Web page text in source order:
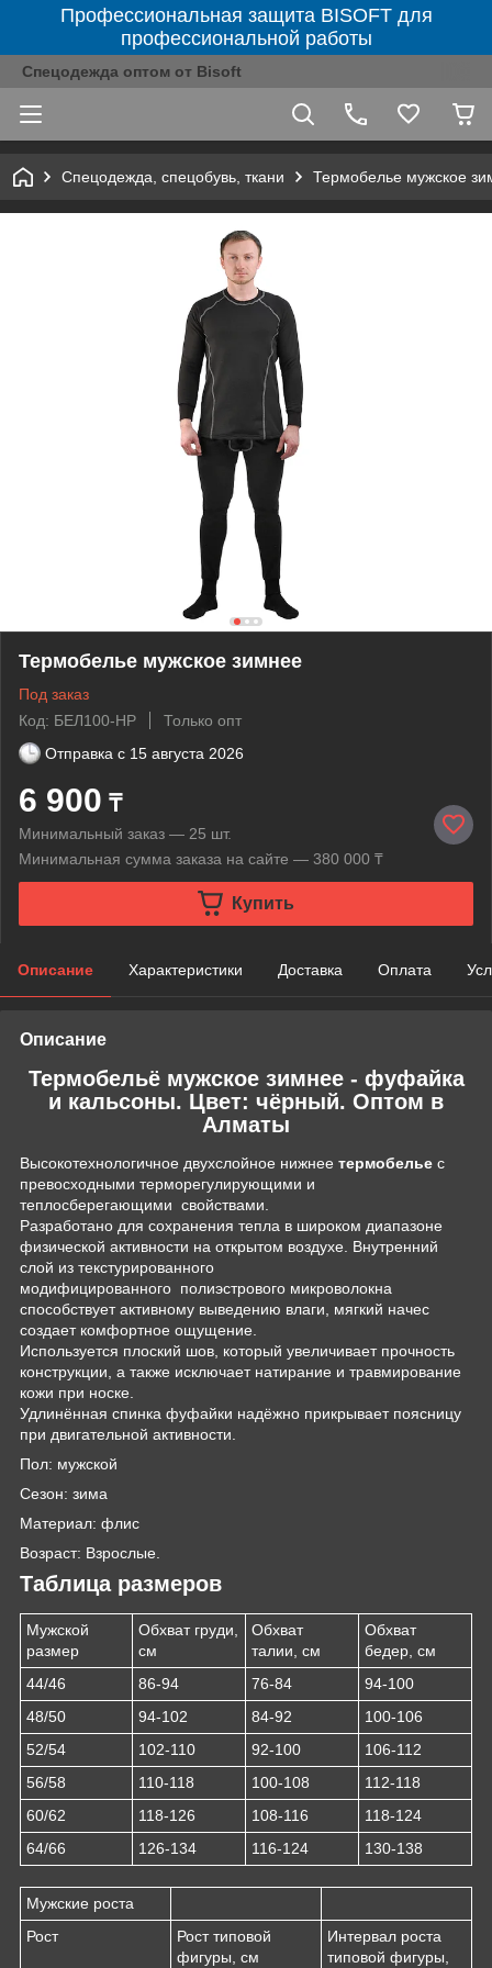
Профессиональная защита BISOFT для
профессиональной работы
Спецодежда оптом от Bisoft
Спецодежда, спецобувь, ткани Термобелье мужское
Термобелье мужское зимнее
Под заказ
Код: БЕЛ100-HP
Только опт
Отправка с 15 августа 2026
6 900 ₸
Минимальный заказ — 25 шт.
Минимальная сумма заказа на сайте — 380 000 ₸
Купить
Описание Характеристики Доставка Оплата
Описание
Термобельё мужское зимнее - фуфайка
и кальсоны. Цвет: чёрный. Оптом в
Алматы
Высокотехнологичное двухслойное нижнее термобелье с
превосходными терморегулирующими и
теплосберегающими свойствами.
Разработано для сохранения тепла в широком диапазоне
физической активности на открытом воздухе. Внутренний
слой из текстурированного
модифицированного полиэстрового микроволокна
способствует активному выведению влаги, мягкий начес
создает комфортное ощущение.
Используется плоский шов, который увеличивает прочность
конструкции, а также исключает натирание и травмирование
кожи при носке.
Удлинённая спинка фуфайки надёжно прикрывает поясницу
при двигательной активности.
Пол: мужской
Сезон: зима
Материал: флис
Возраст: Взрослые.
Таблица размеров
Мужской
размер
Обхват груди,
см
Обхват
талии, см
Обхват
бедер, см
44/46
86-94 76-84
94-100
48/50
94-102 84-92
100-106
52/54
102-110 92-100
106-112
56/58
110-118 100-108
112-118
60/62
118-126 108-116
118-124
64/66
126-134 116-124 130-138
Мужские роста
Рост
Рост типовой
фигуры, см
Интервал роста
типовой фигуры,